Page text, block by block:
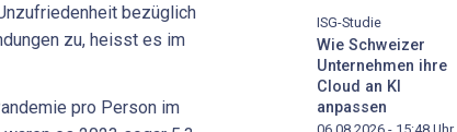
bezüglich
zu, heisst es im
pro Person im
ISG-Studie
Wie Schweizer
Unternehmen ihre
Cloud an KI
anpassen